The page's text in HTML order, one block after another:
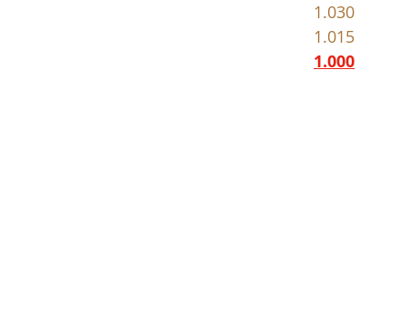
2.033=1.180										1.030
2.034=1.165										1.015
1.000